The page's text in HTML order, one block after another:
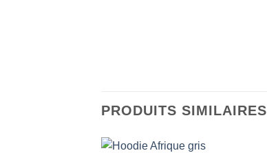
PRODUITS SIMILAIRES